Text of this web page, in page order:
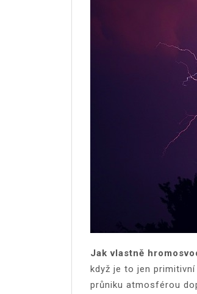
Jak vlastně
když je to jen
průniku atmosférou